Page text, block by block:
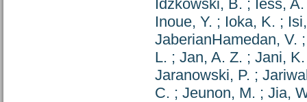
Idzkowski, B. ; Iess, A.
Inoue, Y. ; Ioka, K. ;
JaberianHamedan, V.
L. ; Jan, A. Z. ; Jani, K.
Jaranowski, P. ;
C. ; Jeunon, M. ; Jia,